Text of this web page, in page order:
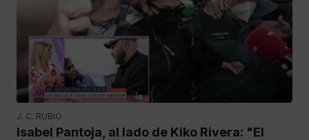
J. C. RUBIO
Isabel Pantoja, al lado de Kiko Rivera: "El